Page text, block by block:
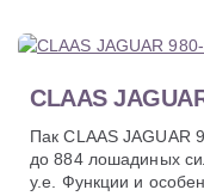
CLAAS
Пак CLAAS JAGUAR
до 884 лошадиных
у.е. Функции и